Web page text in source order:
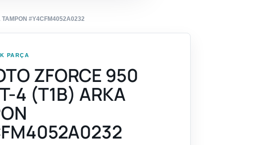
#Y4CFM4052A0232
PARÇA
ZFORCE 950
4 (T1B) ARKA